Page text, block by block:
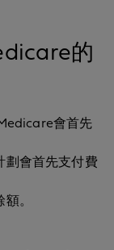
的
會首先
劃會首先支付費
。